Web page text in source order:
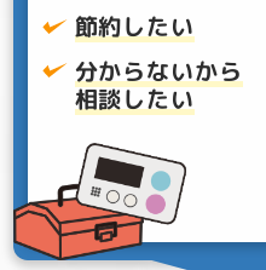
節約したい
分からないから
相談したい